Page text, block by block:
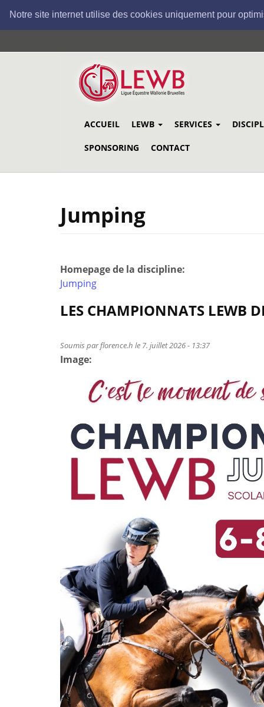
Notre site internet utilise des cookies uniquement pour
au
ACCUEIL LEWB SERVICES
SPONSORING CONTACT
Jumping
Homepage de la discipline:
Jumping
LES CHAMPIONNATS LEWB
Soumis parflorence.h le 7. juillet 2026 - 13:37
Image: